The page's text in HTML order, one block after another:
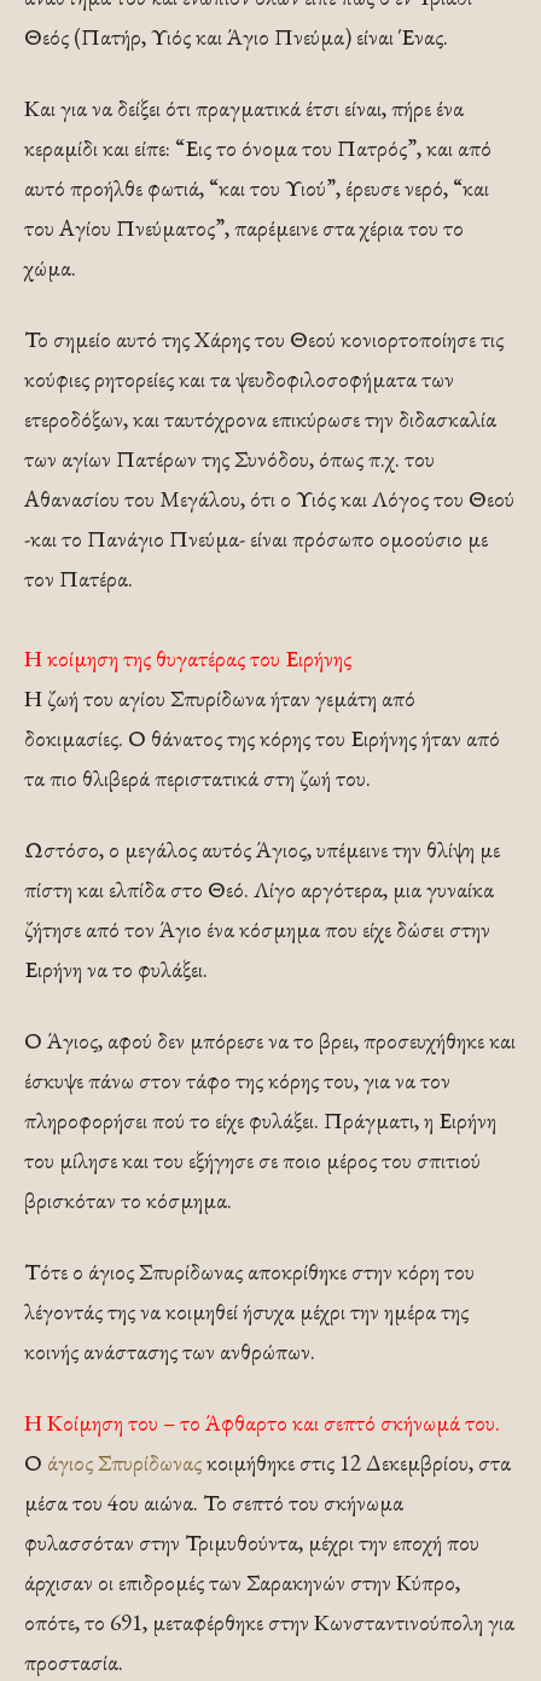
Θεός (Πατήρ, Υιός και Άγιο Πνεύμα) είναι Ένας.
Και για να δείξει ότι πραγματικά έτσι είναι, πήρε ένα
κεραμίδι και είπε: “Εις το όνομα του Πατρός”, και από
αυτό προήλθε φωτιά, “και του Υιού”, έρευσε νερό, “και
του Αγίου Πνεύματος”, παρέμεινε στα χέρια του το
χώμα.
Το σημείο αυτό της Χάρης του Θεού κονιορτοποίησε τις
κούφιες ρητορείες και τα ψευδοφιλοσοφήματα των
ετεροδόξων, και ταυτόχρονα επικύρωσε την διδασκαλία
των αγίων Πατέρων της Συνόδου, όπως π.χ. του
Αθανασίου του Μεγάλου, ότι ο Υιός και Λόγος του Θεού
-και το Πανάγιο Πνεύμα- είναι πρόσωπο ομοούσιο με
τον Πατέρα.
Η κοίμηση της θυγατέρας του Ειρήνης
Η ζωή του αγίου Σπυρίδωνα ήταν γεμάτη από
δοκιμασίες. Ο θάνατος της κόρης του Ειρήνης ήταν από
τα πιο θλιβερά περιστατικά στη ζωή του.
Ωστόσο, ο μεγάλος αυτός Άγιος, υπέμεινε την θλίψη με
πίστη και ελπίδα στο Θεό. Λίγο αργότερα, μια γυναίκα
ζήτησε από τον Άγιο ένα κόσμημα που είχε δώσει στην
Ειρήνη να το φυλάξει.
Ο Άγιος, αφού δεν μπόρεσε να το βρει, προσευχήθηκε και
έσκυψε πάνω στον τάφο της κόρης του, για να τον
πληροφορήσει πού το είχε φυλάξει. Πράγματι, η Ειρήνη
του μίλησε και του εξήγησε σε ποιο μέρος του σπιτιού
βρισκόταν το κόσμημα.
Τότε ο άγιος Σπυρίδωνας αποκρίθηκε στην κόρη του
λέγοντάς της να κοιμηθεί ήσυχα μέχρι την ημέρα της
κοινής ανάστασης των ανθρώπων.
Η Κοίμηση του – το Άφθαρτο και σεπτό σκήνωμά του.
Ο άγιος Σπυρίδωναςκοιμήθηκε στις 12 Δεκεμβρίου, στα
μέσα του 4ου αιώνα. Το σεπτό του σκήνωμα
φυλασσόταν στην Τριμυθούντα, μέχρι την εποχή που
άρχισαν οι επιδρομές των Σαρακηνών στην Κύπρο,
οπότε, το 691, μεταφέρθηκε στην Κωνσταντινούπολη για
προστασία.